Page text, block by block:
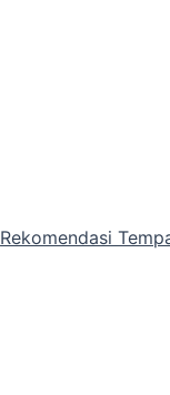
Rekomendasi